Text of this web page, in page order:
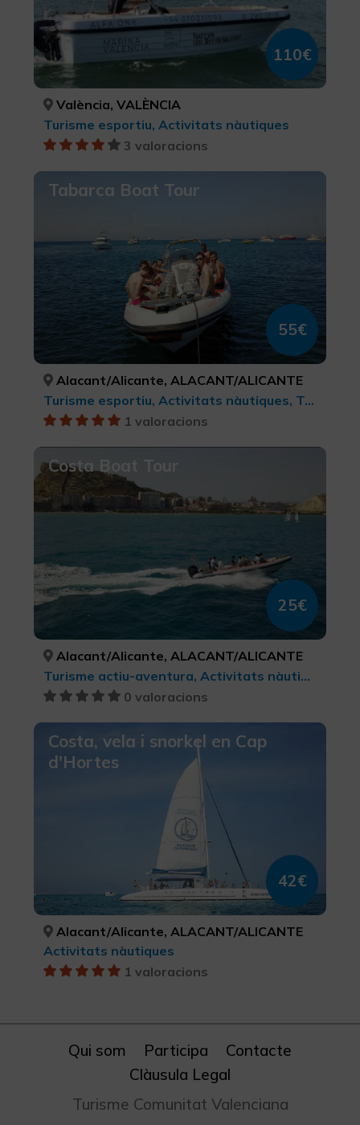
110€
València, VALÈNCIA
Turisme esportiu, Activitats nàutiques
3 valoracions
Tabarca Boat Tour
55€
Alacant/Alicante, ALACANT/ALICANTE
Turisme esportiu, Activitats nàutiques, Turisme actiu-aventura
1 valoracions
Costa Boat Tour
25€
Alacant/Alicante, ALACANT/ALICANTE
Turisme actiu-aventura, Activitats nàutiques, Turisme esportiu
0 valoracions
Costa, vela i snorkel en Cap
d'Hortes
42€
Alacant/Alicante, ALACANT/ALICANTE
Activitats nàutiques
1 valoracions
Qui som Participa
Contacte
Clàusula Legal
Turisme Comunitat Valenciana